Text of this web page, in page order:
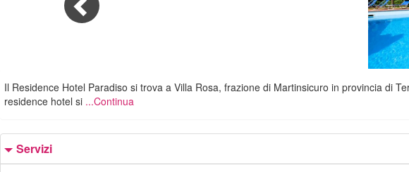
Il Residence Hotel Paradiso si trova a Villa Rosa, frazione di Martinsicuro in provincia di
residence hotel si ...Continua
Servizi